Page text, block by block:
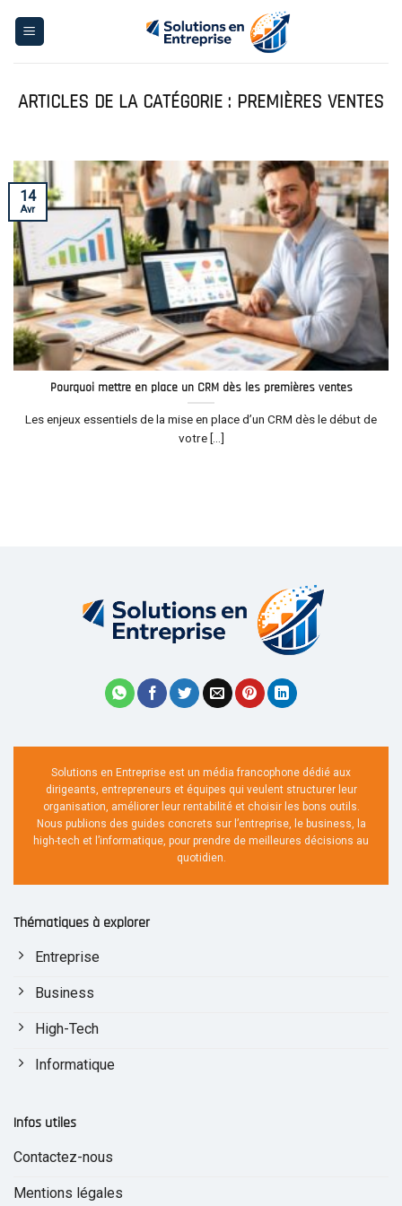
PREMIÈRES VENTES
Pourquoi mettre en place un CRM dès les premières ventes
Les enjeux essentiels de la mise en place d’un CRM dès le début de
votre [...]
14
Avr
Solutions en Entreprise est un média francophone dédié aux
dirigeants, entrepreneurs et équipes qui veulent structurer leur
organisation, améliorer leur rentabilité et choisir les bons outils.
Nous publions des guides concrets sur l’entreprise, le business, la
high-tech et l’informatique, pour prendre de meilleures décisions au
quotidien.
Thématiques à explorer
Entreprise
Business
High-Tech
Informatique
Infos utiles
Contactez-nous
Mentions légales